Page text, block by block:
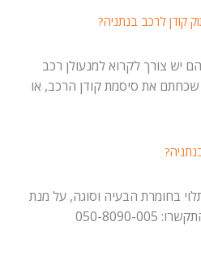
קודן לרכב בנתניה?
יש צורך לקרוא למנעולן רכב
את סיסמת קודן הרכב, או
בחומרת הבעיה וסוגה, על מנת
8090-005